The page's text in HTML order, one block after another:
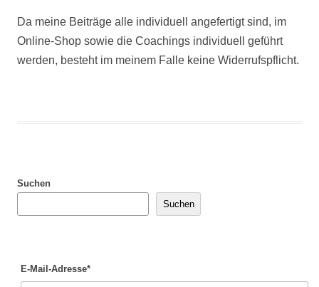
Da meine Beiträge alle individuell angefertigt sind, im
Online-Shop sowie die Coachings individuell geführt
werden, besteht im meinem Falle keine Widerrufspflicht.
Suchen
Suchen
E-Mail-Adresse*